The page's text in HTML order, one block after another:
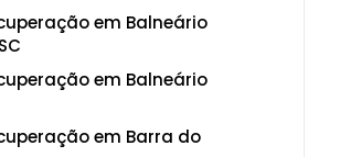
em Balneário
em Balneário
em Barra do